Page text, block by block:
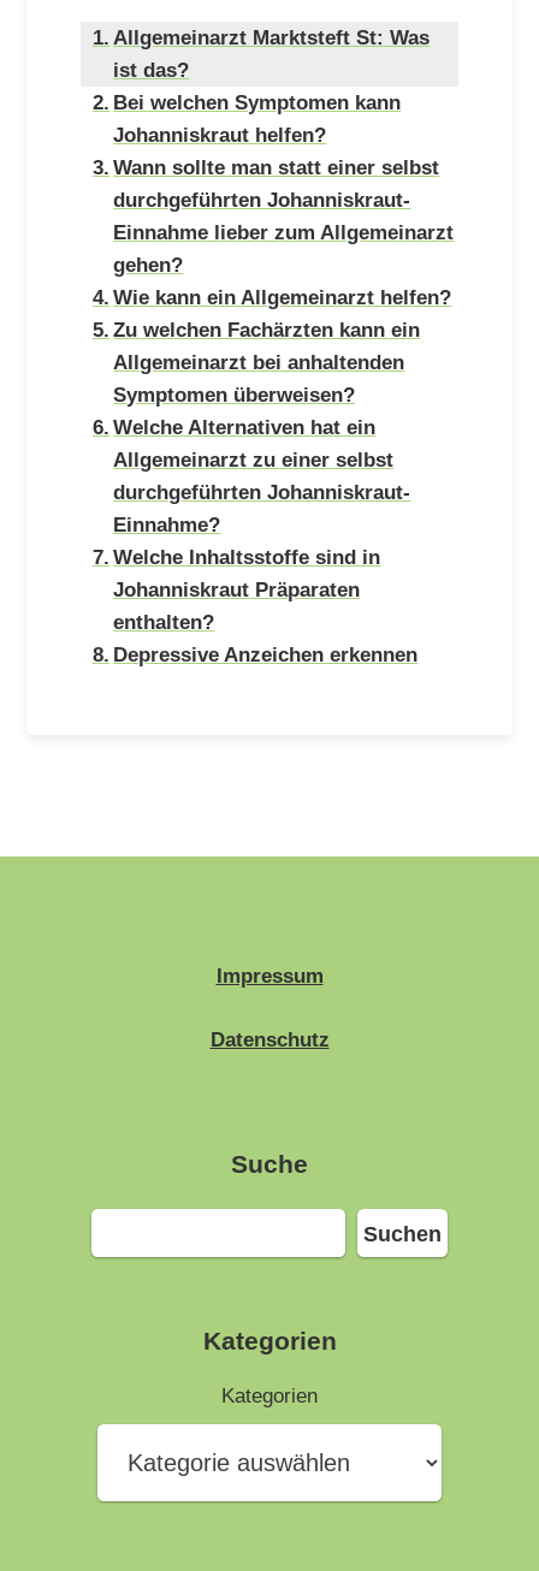
Allgemeinarzt Marktsteft St: Was
ist das?
Bei welchen Symptomen kann
Johanniskraut helfen?
Wann sollte man statt einer selbst
durchgeführten Johanniskraut-
Einnahme lieber zum Allgemeinarzt
gehen?
Wie kann ein Allgemeinarzt helfen?
Zu welchen Fachärzten kann ein
Allgemeinarzt bei anhaltenden
Symptomen überweisen?
Welche Alternativen hat ein
Allgemeinarzt zu einer selbst
durchgeführten Johanniskraut-
Einnahme?
Welche Inhaltsstoffe sind in
Johanniskraut Präparaten
enthalten?
Depressive Anzeichen erkennen
Impressum
Datenschutz
Suche
Suchen
Suchen
Kategorien
Kategorien